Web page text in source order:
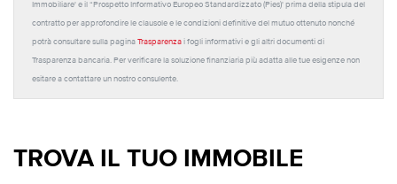
Immobiliare' e il “Prospetto Informativo Europeo Standardizzato (Pies)' prima della stipula del
contratto per approfondire le clausole e le condizioni definitive del mutuo ottenuto nonché
potrà consultare sulla pagina Trasparenza i fogli informativi e gli altri documenti di
Trasparenza bancaria. Per verificare la soluzione finanziaria più adatta alle tue esigenze non
esitare a contattare un nostro consulente.
TROVA IL TUO IMMOBILE